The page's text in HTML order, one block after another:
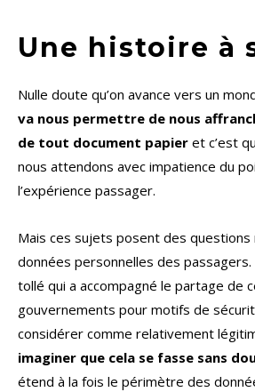
Une histoire à
Nulle doute qu’on avance vers un
va nous permettre de nous
de tout document papier et c’est
nous attendons avec impatience du
l’expérience passager.
Mais ces sujets posent des questions
données personnelles des
tollé qui a accompagné le partage de
gouvernements pour motifs de
considérer comme relativement
imaginer que cela se fasse sans
étend à la fois le périmètre des